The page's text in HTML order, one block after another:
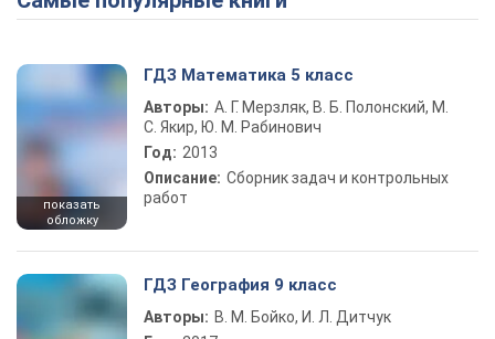
показать
обложку
ГДЗ Математика 5 класс
Авторы: А. Г. Мерзляк, В. Б. Полонский, М.
С. Якир, Ю. М. Рабинович
Год: 2013
Описание: Сборник задач и контрольных
работ
ГДЗ География 9 класс
Авторы: В. М. Бойко, И. Л. Дитчук